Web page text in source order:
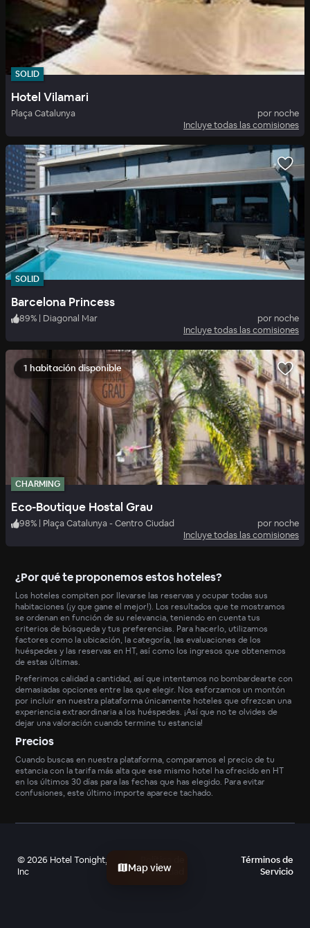
SOLID
Hotel Vilamari
Plaça Catalunya
por noche
Incluye todas las comisiones
SOLID
Barcelona Princess
89% | Diagonal Mar
por noche
Incluye todas las comisiones
1 habitación disponible
CHARMING
Eco-Boutique Hostal Grau
98% | Plaça Catalunya - Centro Ciudad
por noche
Incluye todas las comisiones
¿Por qué te proponemos estos hoteles?
Los hoteles compiten por llevarse las reservas y ocupar todas sus
habitaciones (¡y que gane el mejor!). Los resultados que te mostramos
se ordenan en función de su relevancia, teniendo en cuenta tus
criterios de búsqueda y tus preferencias. Para hacerlo, utilizamos
factores como la ubicación, la categoría, las evaluaciones de los
huéspedes y las reservas en HT, así como los ingresos que obtenemos
de estas últimas.
Preferimos calidad a cantidad, así que intentamos no bombardearte con
demasiadas opciones entre las que elegir. Nos esforzamos un montón
por incluir en nuestra plataforma únicamente hoteles que ofrezcan una
experiencia extraordinaria a los huéspedes. ¡Así que no te olvides de
dejar una valoración cuando termine tu estancia!
Precios
Cuando buscas en nuestra plataforma, comparamos el precio de tu
estancia con la tarifa más alta que ese mismo hotel ha ofrecido en HT
en los últimos 30 días para las fechas que has elegido. Para evitar
confusiones, este último importe aparece tachado.
©2026 Hotel Tonight,
Inc
privacidad
Términos de
Servicio
Map view